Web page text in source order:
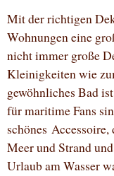
Mit der richtigen
Wohnungen eine
nicht immer große
Kleinigkeiten wie
gewöhnliches Bad
für maritime Fans
schönes
Meer und Strand
Urlaub am Wasser